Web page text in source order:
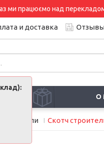
ми працюємо над перекладом
и доставка
О
Скотч